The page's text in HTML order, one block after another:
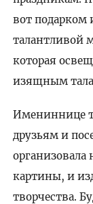
вот подарком
талантливой
которая
изящным
Имениннице
друзьям и
картины, и
творчества.